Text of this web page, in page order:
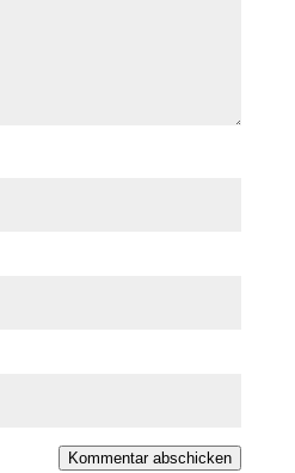
Kommentar abschicken